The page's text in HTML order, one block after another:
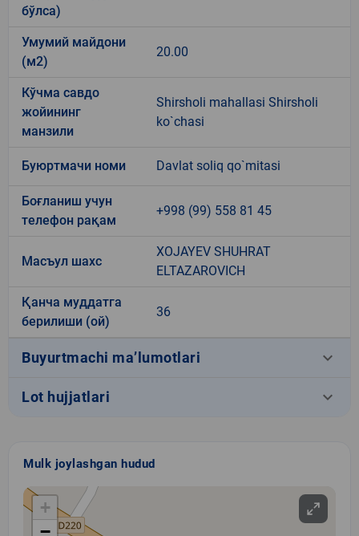
бўлса)
Умумий майдони
(м2)
20.00
Кўчма савдо
жойининг
манзили
Shirsholi mahallasi Shirsholi
ko`chasi
Буюртмачи номи Davlat soliq qo`mitasi
Боғланиш учун
телефон рақам
+998 (99) 558 81 45
Масъул шахс
XOJAYEV SHUHRAT
ELTAZAROVICH
Қанча муддатга
берилиши (ой)
36
Buyurtmachi ma’lumotlari keyboard_arrow_down
Lot hujjatlari keyboard_arrow_down
Mulk joylashgan hudud
+
−